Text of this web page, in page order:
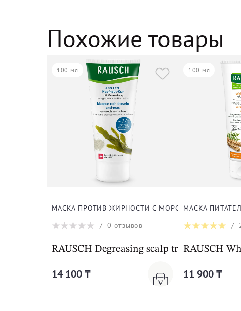
Похожие товары
100 мл
МАСКА ПРОТИВ ЖИРНОСТИ С МОРСКИМИ
/0 отзывов
RAUSCH Degreasing scalp treatment with
14 100 ₸
100 мл
МАСКА
/
RAUSCH
11 900 ₸